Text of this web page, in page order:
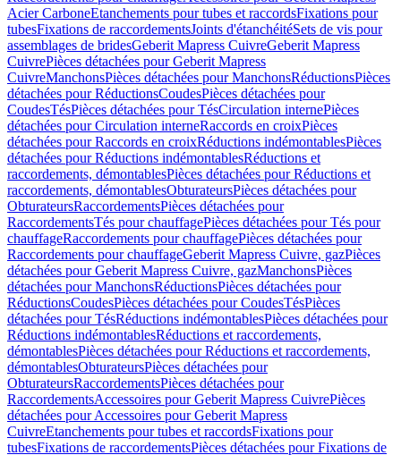
Acier CarboneEtanchements pour tubes et raccordsFixations pour
tubesFixations de raccordementsJoints d'étanchéitéSets de vis pour
assemblages de bridesGeberit Mapress CuivreGeberit Mapress
CuivrePièces détachées pour Geberit Mapress
CuivreManchonsPièces détachées pour ManchonsRéductionsPièces
détachées pour RéductionsCoudesPièces détachées pour
CoudesTésPièces détachées pour TésCirculation internePièces
détachées pour Circulation interneRaccords en croixPièces
détachées pour Raccords en croixRéductions indémontablesPièces
détachées pour Réductions indémontablesRéductions et
raccordements, démontablesPièces détachées pour Réductions et
raccordements, démontablesObturateursPièces détachées pour
ObturateursRaccordementsPièces détachées pour
RaccordementsTés pour chauffagePièces détachées pour Tés pour
chauffageRaccordements pour chauffagePièces détachées pour
Raccordements pour chauffageGeberit Mapress Cuivre, gazPièces
détachées pour Geberit Mapress Cuivre, gazManchonsPièces
détachées pour ManchonsRéductionsPièces détachées pour
RéductionsCoudesPièces détachées pour CoudesTésPièces
détachées pour TésRéductions indémontablesPièces détachées pour
Réductions indémontablesRéductions et raccordements,
démontablesPièces détachées pour Réductions et raccordements,
démontablesObturateursPièces détachées pour
ObturateursRaccordementsPièces détachées pour
RaccordementsAccessoires pour Geberit Mapress CuivrePièces
détachées pour Accessoires pour Geberit Mapress
CuivreEtanchements pour tubes et raccordsFixations pour
tubesFixations de raccordementsPièces détachées pour Fixations de